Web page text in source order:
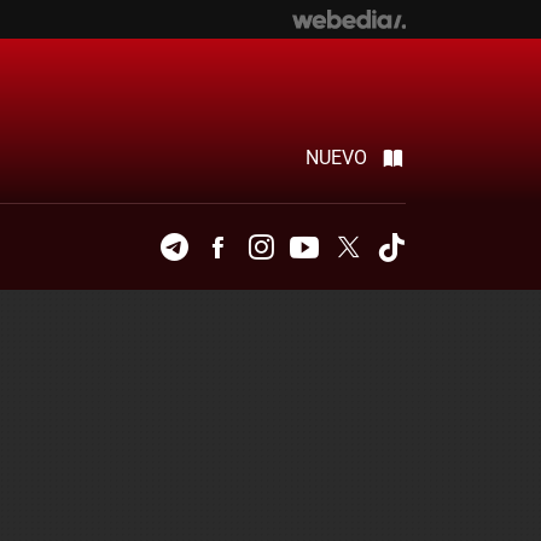
NUEVO
TelegramFacebookInstagramYoutubeTwitter